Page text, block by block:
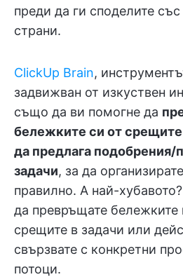
преди да ги споделите
страни.
ClickUp Brain,
задвижван от изкуствен
също да ви помогне да
бележките си от срещите
да предлага подобрения/
задачи, за да
правилно. А най-
да превръщате бележките
срещите в задачи или
свързвате с конкретни
потоци.